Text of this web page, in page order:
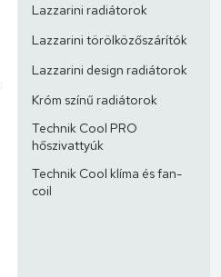
Lazzarini radiátorok
Lazzarini törölközőszárítók
Lazzarini design radiátorok
Króm színű radiátorok
Technik Cool PRO
hőszivattyúk
Technik Cool klíma és fan-
coil